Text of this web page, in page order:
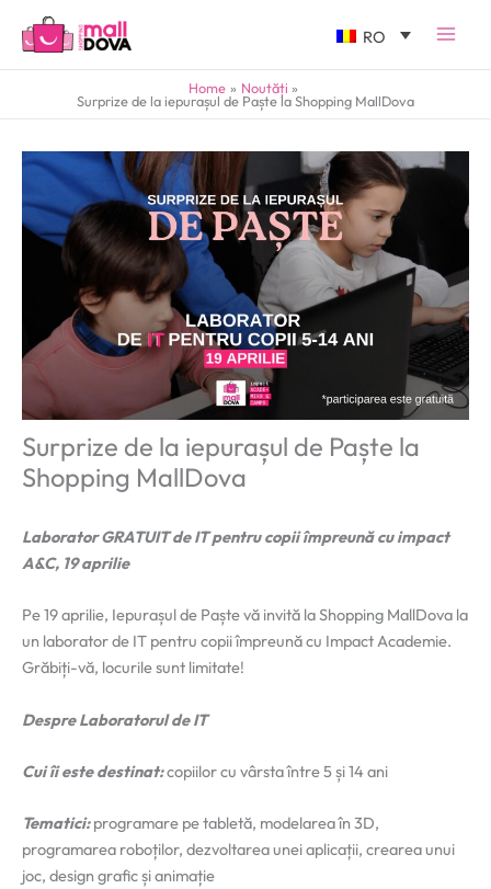
RO
Home Noutăți
Surprize de la iepurașul de Paște la Shopping MallDova
Surprize de la iepurașul de Paște la
Shopping MallDova
Laborator GRATUIT de IT pentru copii împreună cu impact
A&C, 19 aprilie
Pe 19 aprilie, Iepurașul de Paște vă invită la Shopping MallDova la
un laborator de IT pentru copii împreună cu Impact Academie.
Grăbiți-vă, locurile sunt limitate!
Despre Laboratorul de IT
Cui îi este destinat:copiilor cu vârsta între 5 și 14 ani
Tematici:programare pe tabletă, modelarea în 3D,
programarea roboților, dezvoltarea unei aplicații, crearea unui
joc, design grafic și animație